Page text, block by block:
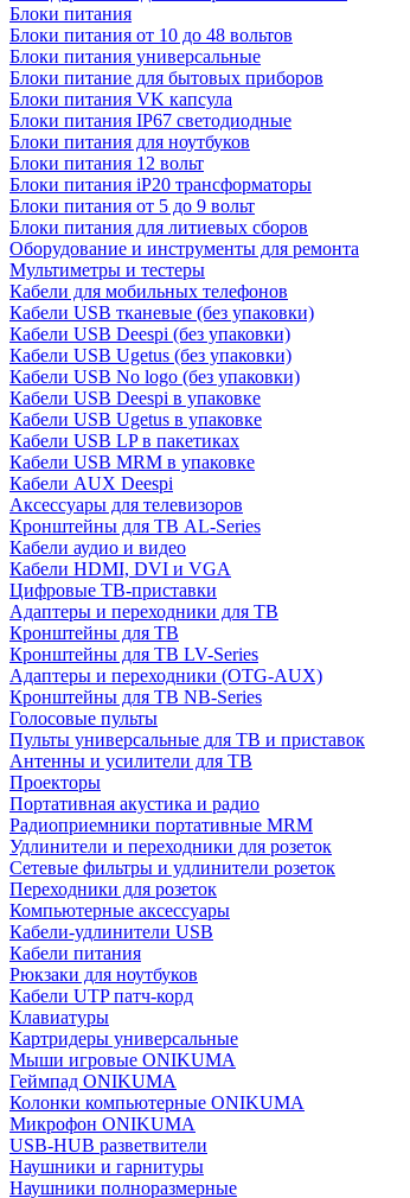
Блоки питания
Блоки питания от 10 до 48 вольтов
Блоки питания универсальные
Блоки питание для бытовых приборов
Блоки питания VK капсула
Блоки питания IP67 светодиодные
Блоки питания для ноутбуков
Блоки питания 12 вольт
Блоки питания iP20 трансформаторы
Блоки питания от 5 до 9 вольт
Блоки питания для литиевых сборов
Оборудование и инструменты для ремонта
Мультиметры и тестеры
Кабели для мобильных телефонов
Кабели USB тканевые (без упаковки)
Кабели USB Deespi (без упаковки)
Кабели USB Ugetus (без упаковки)
Кабели USB No logo (без упаковки)
Кабели USB Deespi в упаковке
Кабели USB Ugetus в упаковке
Кабели USB LP в пакетиках
Кабели USB MRM в упаковке
Кабели AUX Deespi
Аксессуары для телевизоров
Кронштейны для ТВ AL-Series
Кабели аудио и видео
Кабели HDMI, DVI и VGA
Цифровые ТВ-приставки
Адаптеры и переходники для ТВ
Кронштейны для ТВ
Кронштейны для ТВ LV-Series
Адаптеры и переходники (OTG-AUX)
Кронштейны для ТВ NB-Series
Голосовые пульты
Пульты универсальные для ТВ и приставок
Антенны и усилители для ТВ
Проекторы
Портативная акустика и радио
Радиоприемники портативные MRM
Удлинители и переходники для розеток
Сетевые фильтры и удлинители розеток
Переходники для розеток
Компьютерные аксессуары
Кабели-удлинители USB
Кабели питания
Рюкзаки для ноутбуков
Кабели UTP патч-корд
Клавиатуры
Картридеры универсальные
Мыши игровые ONIKUMA
Геймпад ONIKUMA
Колонки компьютерные ONIKUMA
Микрофон ONIKUMA
USB-HUB разветвители
Наушники и гарнитуры
Наушники полноразмерные